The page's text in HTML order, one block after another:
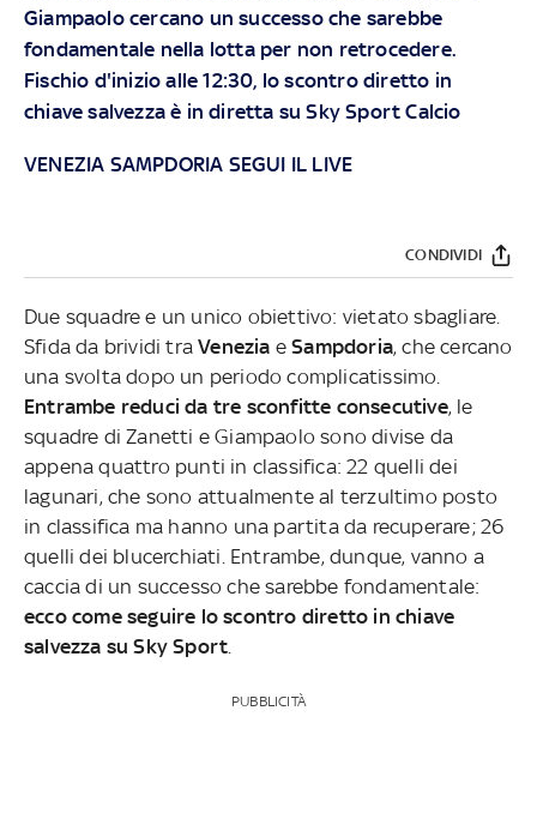
Giampaolo cercano un successo che sarebbe
fondamentale nella lotta per non retrocedere.
Fischio d'inizio alle 12:30, lo scontro diretto in
chiave salvezza è in diretta su Sky Sport Calcio
VENEZIA SAMPDORIA SEGUI IL LIVE
CONDIVIDI
Due squadre e un unico obiettivo: vietato sbagliare.
Sfida da brividi traVenezia eSampdoria, che cercano
una svolta dopo un periodo complicatissimo.
Entrambe reduci da tre sconfitte consecutive, le
squadre di Zanetti e Giampaolo sono divise da
appena quattro punti in classifica: 22 quelli dei
lagunari, che sono attualmente al terzultimo posto
in classifica ma hanno una partita da recuperare; 26
quelli dei blucerchiati. Entrambe, dunque, vanno a
caccia di un successo che sarebbe fondamentale:
ecco come seguire lo scontro diretto in chiave
salvezza su Sky Sport
PUBBLICITÀ